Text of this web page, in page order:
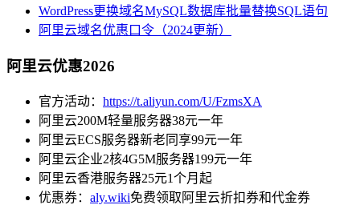
WordPress更换域名MySQL数据库批量替换SQL语句
阿里云域名优惠口令（2024更新）
阿里云优惠2026
官方活动： https://t.aliyun.com/U/FzmsXA
阿里云200M轻量服务器38元一年
阿里云ECS服务器新老同享99元一年
阿里云企业2核4G5M服务器199元一年
阿里云香港服务器25元1个月起
优惠券： aly.wiki免费领取阿里云折扣券和代金券